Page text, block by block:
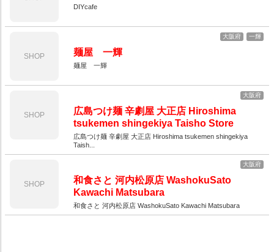
DIYcafe
SHOP
大阪府 一輝
麺屋 一輝
麺屋 一輝
SHOP
大阪府
広島つけ麺 辛劇屋 大正店 Hiroshima
tsukemen shingekiya Taisho Store
広島つけ麺 辛劇屋 大正店 Hiroshima tsukemen shingekiya
Taish...
SHOP
大阪府
和食さと 河内松原店 WashokuSato
Kawachi Matsubara
和食さと 河内松原店 WashokuSato Kawachi Matsubara